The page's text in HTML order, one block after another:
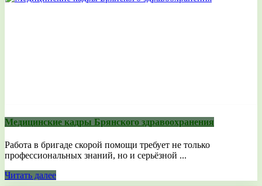
Медицинские кадры Брянского здравоохранения
Работа в бригаде скорой помощи требует не только
профессиональных знаний, но и серьёзной ...
Читать далее